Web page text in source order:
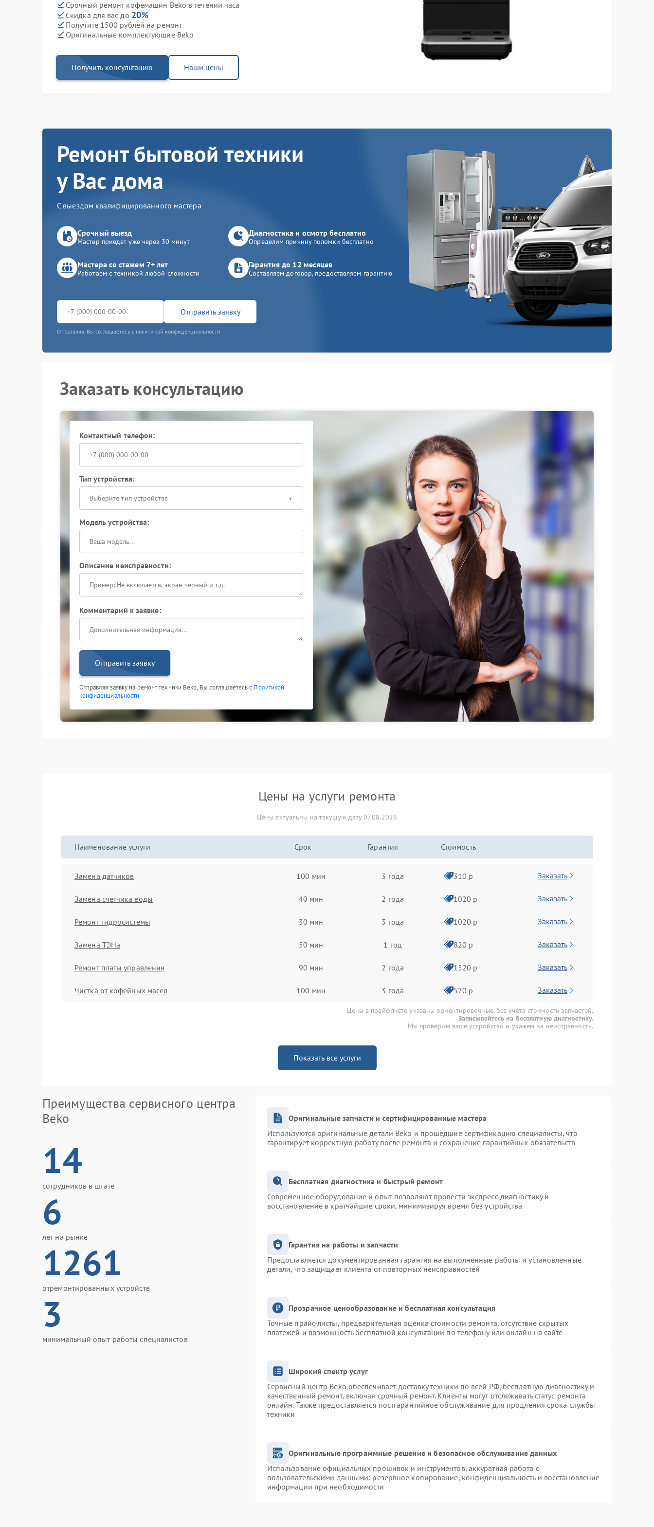
Срочный ремонт кофемашин Beko в течении часа
Скидка для вас до 20%
Получите 1500 рублей на ремонт
Оригинальные комплектующие Beko
Получить консультацию Наши цены
Ремонт бытовой техники
у Вас дома
С выездом квалифицированного мастера
Срочный выезд
Мастер приедет уже через 30 минут
Диагностика и осмотр бесплатно
Определим причину поломки бесплатно
Мастера со стажем 7+ лет
Работаем с техникой любой сложности
Гарантия до 12 месяцев
Составляем договор, предоставляем гарантию
Отправить заявку
Отправляя, Вы соглашаетесь с политикой конфиденциальности
Заказать консультацию
Контактный телефон:
Тип устройства:
Выберите тип устройства
Модель устройства:
Описание неисправности:
Комментарий к заявке:
Отправить заявку
Отправляя заявку на ремонт техники Beko, Вы соглашаетесь с Политикой
конфиденциальности
Цены на услуги ремонта
Цены актуальны на текущую дату 07.08.2026
Наименование услуги Срок Гарантия Стоимость
Замена датчиков 100 мин 3 года 310 р Заказать
Замена счетчика воды 40 мин 2 года 1020 р Заказать
Ремонт гидросистемы 30 мин 3 года 1020 р Заказать
Замена ТЭНа 50 мин 1 год 820 р Заказать
Ремонт платы управления 90 мин 2 года 1520 р Заказать
Чистка от кофейных масел 100 мин 3 года 570 р Заказать
Цены в прайс-листе указаны ориентировочные, без учета стоимости запчастей.
Записывайтесь на бесплатную диагностику.
Мы проверим ваше устройство и укажем на неисправность.
Показать все услуги
Преимущества сервисного центра
Beko
14
сотрудников в штате
6
лет на рынке
1261
отремонтированных устройств
3
минимальный опыт работы специалистов
Оригинальные запчасти и сертифицированные мастера
Используются оригинальные детали Beko и прошедшие сертификацию специалисты, что
гарантирует корректную работу после ремонта и сохранение гарантийных обязательств
Бесплатная диагностика и быстрый ремонт
Современное оборудование и опыт позволяют провести экспресс-диагностику и
восстановление в кратчайшие сроки, минимизируя время без устройства
Гарантия на работы и запчасти
Предоставляется документированная гарантия на выполненные работы и установленные
детали, что защищает клиента от повторных неисправностей
Прозрачное ценообразование и бесплатная консультация
Точные прайс-листы, предварительная оценка стоимости ремонта, отсутствие скрытых
платежей и возможность бесплатной консультации по телефону или онлайн на сайте
Широкий спектр услуг
Сервисный центр Beko обеспечивает доставку техники по всей РФ, бесплатную диагностику и
качественный ремонт, включая срочный ремонт. Клиенты могут отслеживать статус ремонта
онлайн. Также предоставляется постгарантийное обслуживание для продления срока службы
техники
Оригинальные программные решение и безопасное обслуживание данных
Использование официальных прошивок и инструментов, аккуратная работа с
пользовательскими данными: резервное копирование, конфиденциальность и восстановление
информации при необходимости